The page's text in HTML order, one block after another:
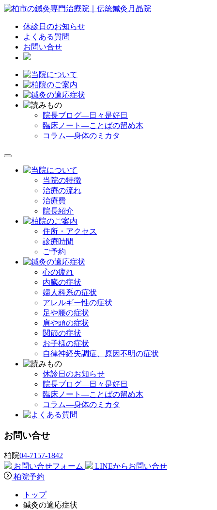
休診日のお知らせ
よくある質問
お問い合せ
院長ブログ―日々是好日
臨床ノート―ことばの留め木
コラム―身体のミカタ
当院の特徴
治療の流れ
治療費
院長紹介
住所・アクセス
診療時間
ご予約
心の疲れ
内臓の症状
婦人科系の症状
アレルギー性の症状
足や腰の症状
肩や頭の症状
関節の症状
お子様の症状
自律神経失調症、原因不明の症状
休診日のお知らせ
院長ブログ―日々是好日
臨床ノート―ことばの留め木
コラム―身体のミカタ
お問い合せ
柏院04-7157-1842
お問い合せフォーム
LINEからお問い合せ
柏院予約
トップ
鍼灸の適応症状